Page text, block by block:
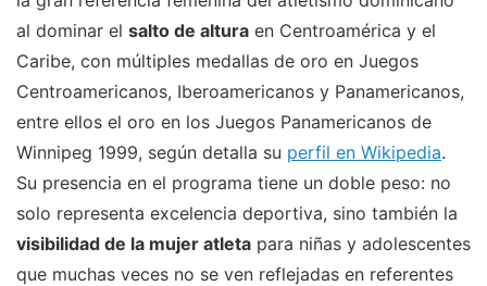
al dominar el salto de altura en Centroamérica y el
Caribe, con múltiples medallas de oro en Juegos
Centroamericanos, Iberoamericanos y Panamericanos,
entre ellos el oro en los Juegos Panamericanos de
Winnipeg 1999, según detalla su perfil en Wikipedia.
Su presencia en el programa tiene un doble peso: no
solo representa excelencia deportiva, sino también la
visibilidad de la mujer atleta para niñas y adolescentes
que muchas veces no se ven reflejadas en referentes